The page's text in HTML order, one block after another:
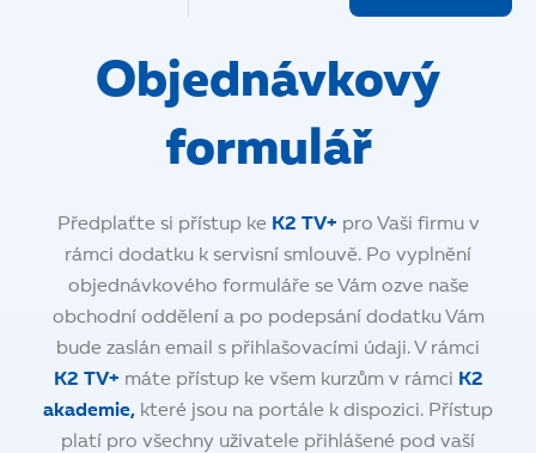
Objednávkový
formulář
Předplaťte si přístup ke K2 TV+ pro Vaši firmu v
rámci dodatku k servisní smlouvě. Po vyplnění
objednávkového formuláře se Vám ozve naše
obchodní oddělení a po podepsání dodatku Vám
bude zaslán email s přihlašovacími údaji. V rámci
K2 TV+ máte přístup ke všem kurzům v rámci K2
akademie, které jsou na portále k dispozici. Přístup
platí pro všechny uživatele přihlášené pod vaší